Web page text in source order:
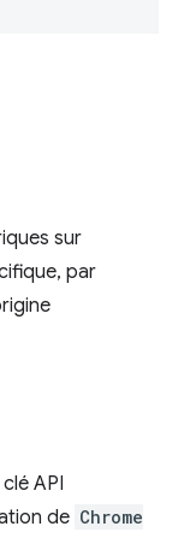
sur
par
API
de Chrome